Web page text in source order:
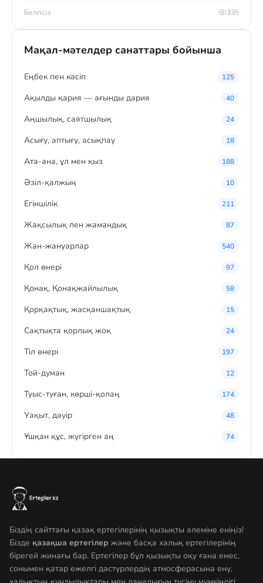
Белгісіз 335
Мақал-мәтелдер санаттары бойынша
Eңбек пен кәсіп 125
Ақылды қария — ағынды дария 40
Аңшылық, саятшылық 24
Асығу, аптығу, асықпау 18
Ата-ана, ұл мен қыз 188
Әзіл-қалжың 10
Егіншілік 211
Жақсылық пен жамандық 87
Жан-жануарлар 540
Қол өнері 97
Қонақ, Қонақжайлылық 58
Қорқақтық, жасқаншақтық 15
Сақтықта қорлық жоқ 24
Тіл өнері 197
Той-думан 12
Туыс-туған, көрші-қолаң 174
Уақыт, дәуір 48
Ұшқан құс, жүгірген аң 74
Біздің сайттағы қазақ ертегілерінің қызықты әлеміне еніңіз!
Бізде қазақша ертегілер және басқа халық ертегілерінің
бірегей жинағы бар. Ертегілер бұл қызықты оқу ғана емес,
сонымен қатар ежелгі дәстүрлердің атмосферасына ену,